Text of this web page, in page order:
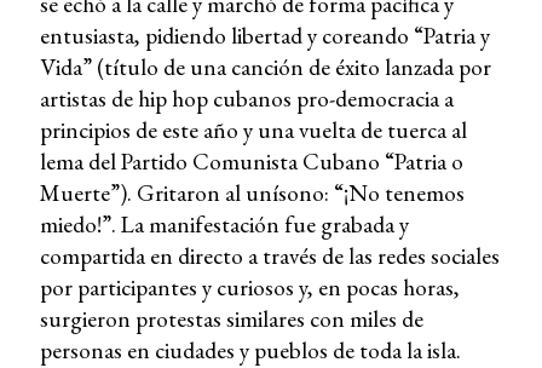
entusiasta, pidiendo libertad y coreando “Patria y
Vida” (título de una canción de éxito lanzada por
artistas de hip hop cubanos pro-democracia a
principios de este año y una vuelta de tuerca al
lema del Partido Comunista Cubano “Patria o
Muerte”). Gritaron al unísono: “¡No tenemos
miedo!”. La manifestación fue grabada y
compartida en directo a través de las redes sociales
por participantes y curiosos y, en pocas horas,
surgieron protestas similares con miles de
personas en ciudades y pueblos de toda la isla.